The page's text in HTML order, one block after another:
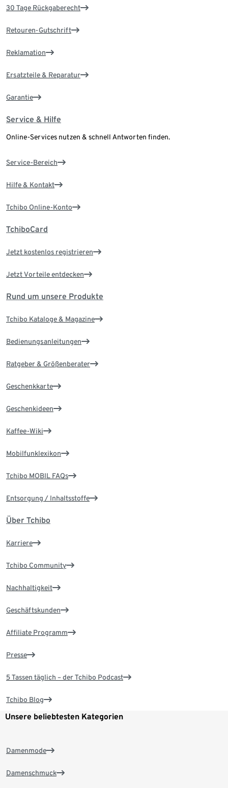
30 Tage Rückgaberecht
Retouren-Gutschrift
Reklamation
Ersatzteile & Reparatur
Garantie
Service & Hilfe
Online-Services nutzen & schnell Antworten finden.
Service-Bereich
Hilfe & Kontakt
Tchibo Online-Konto
TchiboCard
Jetzt kostenlos registrieren
Jetzt Vorteile entdecken
Rund um unsere Produkte
Tchibo Kataloge & Magazine
Bedienungsanleitungen
Ratgeber & Größenberater
Geschenkkarte
Geschenkideen
Kaffee-Wiki
Mobilfunklexikon
Tchibo MOBIL FAQs
Entsorgung / Inhaltsstoffe
Über Tchibo
Karriere
Tchibo Community
Nachhaltigkeit
Geschäftskunden
Affiliate Programm
Presse
5 Tassen täglich – der Tchibo Podcast
Tchibo Blog
Unsere beliebtesten Kategorien
Damenmode
Damenschmuck